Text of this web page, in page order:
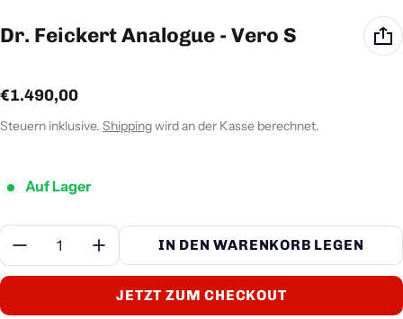
Dr. Feickert Analogue - Vero S
Regulärer Preis
€1.490,00
Steuern inklusive. Shippingwird an der Kasse berechnet.
Auf Lager
Menge:
IN DEN WARENKORB LEGEN
JETZT ZUM CHECKOUT